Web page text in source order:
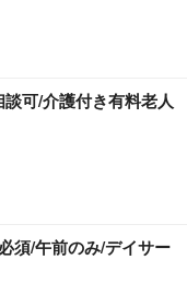
談可/介護付き有料老人
須/午前のみ/デイサー